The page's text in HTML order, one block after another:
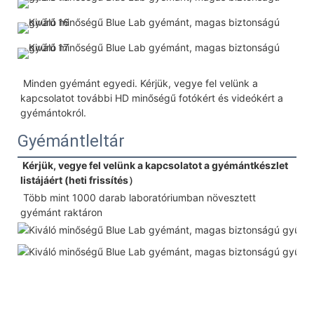
kapcsolatot további HD minőségű fotókért és videókért a
gyémántokról.
Gyémántleltár
listájáért (heti frissítés）
gyémánt raktáron